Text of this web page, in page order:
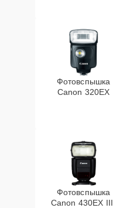
Фотовспышка
Canon 320EX
Фотовспышка
Canon 430EX